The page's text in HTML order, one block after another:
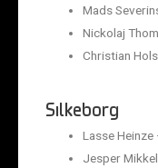
Mads
Nickolaj
Christian
Silkeborg
Lasse
Jesper